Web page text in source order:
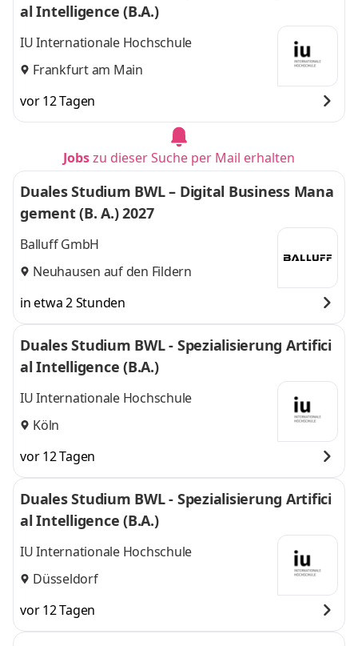
al Intelligence (B.A.)
IU Internationale Hochschule
Frankfurt am Main
vor 12 Tagen
Jobszu dieser Suche per Mail erhalten
Duales Studium BWL – Digital Business Mana
gement (B. A.) 2027
Balluff GmbH
Neuhausen auf den Fildern
in etwa 2 Stunden
Duales Studium BWL - Spezialisierung Artifici
al Intelligence (B.A.)
IU Internationale Hochschule
Köln
vor 12 Tagen
Duales Studium BWL - Spezialisierung Artifici
al Intelligence (B.A.)
IU Internationale Hochschule
Düsseldorf
vor 12 Tagen